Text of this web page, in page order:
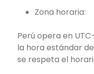
Zona horaria:
Perú opera en
la hora estándar
se respeta el